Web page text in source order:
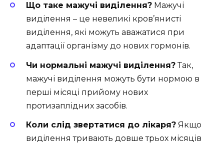
Що таке мажучі виділення? Мажучі
виділення – це невеликі кров’янисті
виділення, які можуть аважатися при
адаптації організму до нових гормонів.
Чи нормальні мажучі виділення?Так,
мажучі виділення можуть бути нормою в
перші місяці прийому нових
протизаплідних засобів.
Коли слід звертатися до лікаря? Якщо
виділення тривають довше трьох місяців